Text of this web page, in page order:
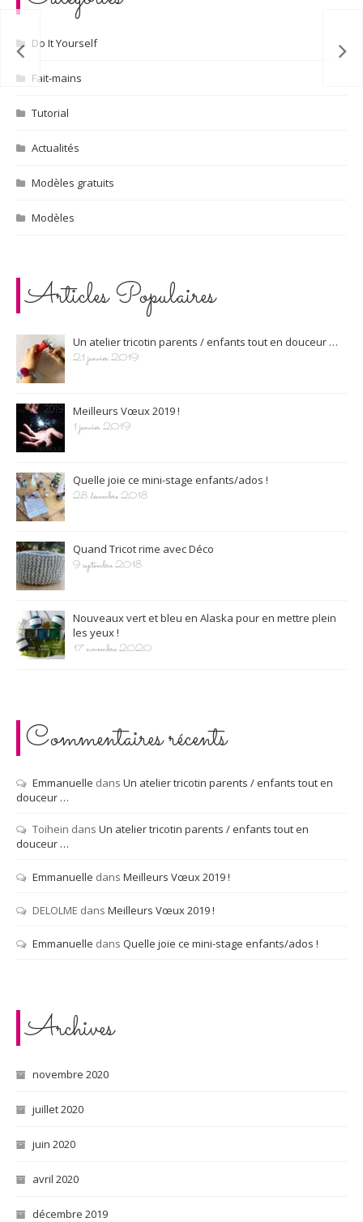
Do It Yourself
Fait-mains
Tutorial
Actualités
Modèles gratuits
Modèles
Articles Populaires
Un atelier tricotin parents / enfants tout en douceur …
21 janvier 2019
Meilleurs Vœux 2019 !
1 janvier 2019
Quelle joie ce mini-stage enfants/ados !
28 décembre 2018
Quand Tricot rime avec Déco
9 septembre 2018
Nouveaux vert et bleu en Alaska pour en mettre plein
les yeux !
17 novembre 2020
Commentaires récents
Emmanuelle dans Un atelier tricotin parents / enfants tout en
douceur …
Toihein dans Un atelier tricotin parents / enfants tout en
douceur …
Emmanuelle dans Meilleurs Vœux 2019 !
DELOLME dans Meilleurs Vœux 2019 !
Emmanuelle dans Quelle joie ce mini-stage enfants/ados !
Archives
novembre 2020
juillet 2020
juin 2020
avril 2020
décembre 2019